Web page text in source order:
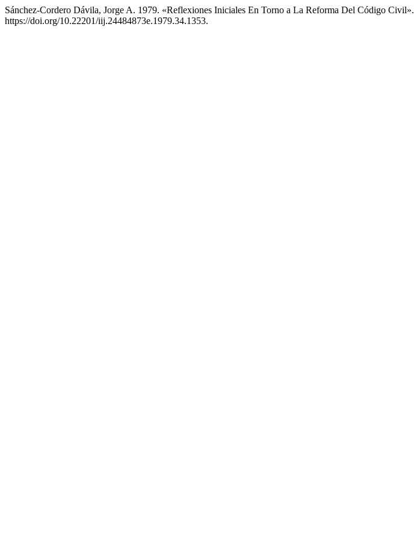
Sánchez-Cordero Dávila, Jorge A. 1979. «Reflexiones Iniciales En Torno a La Reforma Del Código Civil».
https://doi.org/10.22201/iij.24484873e.1979.34.1353.